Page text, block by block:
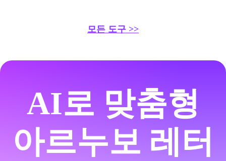
모든 도구 >>
AI로 맞춤형
아르누보 레터